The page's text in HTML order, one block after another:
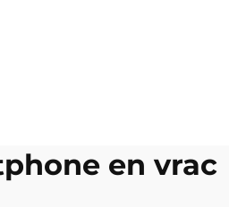
en vrac